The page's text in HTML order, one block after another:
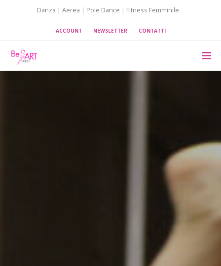
Danza | Aerea | Pole Dance | Fitness Femminile
ACCOUNT NEWSLETTER CONTATTI